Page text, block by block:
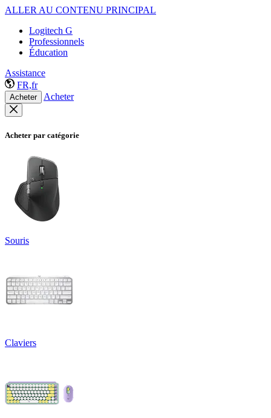
ALLER AU CONTENU PRINCIPAL
Logitech G
Professionnels
Éducation
Assistance
FR,fr
Acheter Acheter
Acheter par catégorie
Souris
Claviers